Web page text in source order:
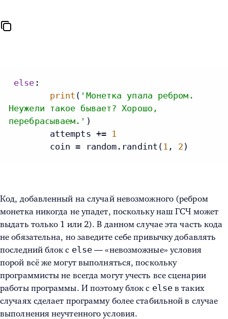
else :
print ( 'Монетка упала ребром.
Неужели такое бывает? Хорошо,
перебрасываем.' )
        attempts +=
1
coin = random.randint( 1 , 2 )
Код, добавленный на случай невозможного (ребром
монетка никогда не упадет, поскольку наш ГСЧ может
выдать только 1 или 2). В данном случае эта часть кода
не обязательна, но заведите себе привычку добавлять
последний блок с else — «невозможные» условия
порой всё же могут выполняться, поскольку
программисты не всегда могут учесть все сценарии
работы программы. И поэтому блок с elseв таких
случаях сделает программу более стабильной в случае
выполнения неучтенного условия.